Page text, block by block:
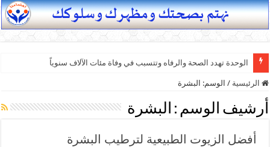
الوحدة تهدد الصحة والرفاه وتتسبب في وفاة مئات الآلاف سنوياً
ما هي النصائح العامة التي يمكن تطبيقها في تربية الأطفال؟
الرئيسية / الوسم: البشرة
أرشيف الوسم : البشرة
أفضل الزيوت الطبيعية لترطيب البشرة